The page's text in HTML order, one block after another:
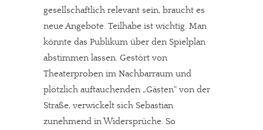
gesellschaftlich relevant sein, braucht es
neue Angebote. Teilhabe ist wichtig. Man
könnte das Publikum über den Spielplan
abstimmen lassen. Gestört von
Theaterproben im Nachbarraum und
plötzlich auftauchenden „Gästen“ von der
Straße, verwickelt sich Sebastian
zunehmend in Widersprüche. So